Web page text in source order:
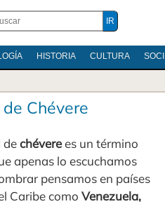
HISTORIA CULTURA
Chévere
dechéverees un término
apenas lo escuchamos
pensamos en países
Caribe comoVenezuela,